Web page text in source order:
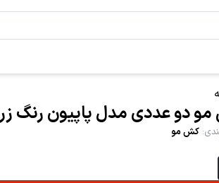
دو عددی مدل پاپیون رنگ
: کش مو